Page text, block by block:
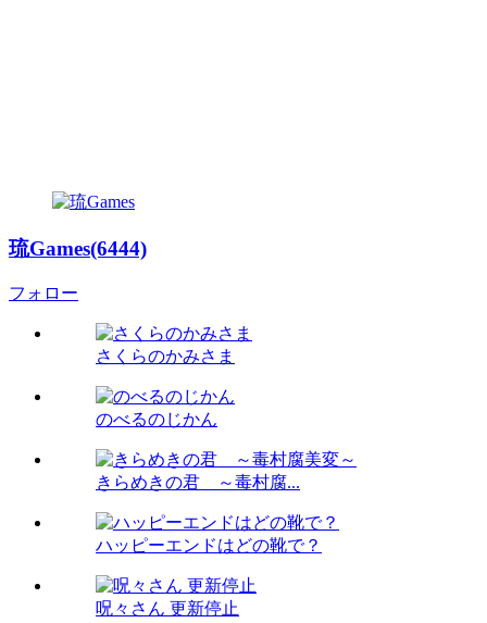
琉Games(6444)
フォロー
さくらのかみさま
のべるのじかん
きらめきの君 ～毒村腐...
ハッピーエンドはどの靴で？
呪々さん 更新停止